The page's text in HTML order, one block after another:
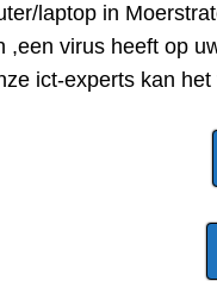
laptop in
,een virus heeft op
ict-experts kan